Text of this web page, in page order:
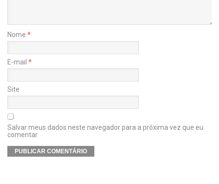
Nome *
E-mail *
Site
Salvar meus dados neste navegador para a próxima vez que eu
comentar.